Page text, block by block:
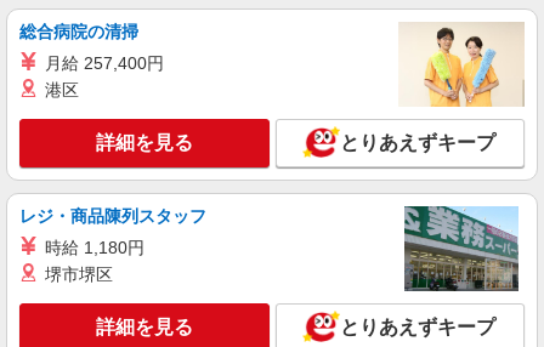
ちいかわ焼きの販売・製造スタッフ
アルバイト・パート：時給1,150円〜1,200円
愛知県名古屋市中区栄3-29-1 名古屋パルコ
西館B1F
キープ 詳細を見る
アルバイト パート
炭火焼干物定食 しんぱち食堂 名古屋プリンセス通り店
時給1200円〜 ※研修30時間有（同時給）
・名古屋プリンセス通り店 （愛知県名古屋市
総合病院の清掃
月給 257,400円
港区
詳細を見る とりあえずキープ
レジ・商品陳列スタッフ
時給 1,180円
堺市堺区
詳細を見る とりあえずキープ